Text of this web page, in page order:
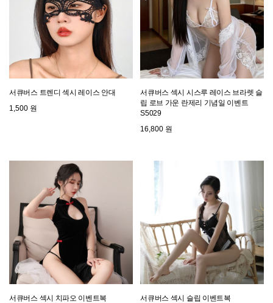
서큐버스 트렌디 섹시 레이스 안대
1,500 원
서큐버스 섹시 시스루 레이스 브라렛 슬
립 로브 가운 란제리 기념일 이벤트
S5029
16,800 원
서큐버스 섹시 치파오 이벤트복
서큐버스 섹시 슬립 이벤트복